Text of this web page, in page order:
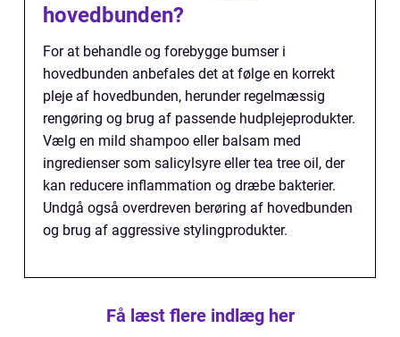
hovedbunden?
For at behandle og forebygge bumser i
hovedbunden anbefales det at følge en korrekt
pleje af hovedbunden, herunder regelmæssig
rengøring og brug af passende hudplejeprodukter.
Vælg en mild shampoo eller balsam med
ingredienser som salicylsyre eller tea tree oil, der
kan reducere inflammation og dræbe bakterier.
Undgå også overdreven berøring af hovedbunden
og brug af aggressive stylingprodukter.
Få læst flere indlæg her